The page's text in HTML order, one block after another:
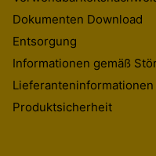
Dokumenten Download
Entsorgung
Informationen gemäß
Lieferanteninformationen
Produktsicherheit